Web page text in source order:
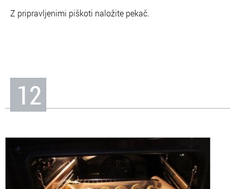
Z pripravljenimi piškoti naložite pekač.
12